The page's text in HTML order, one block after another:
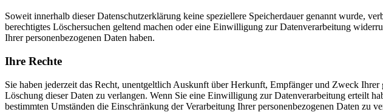
Soweit innerhalb dieser Datenschutzerklärung keine speziellere Speicherdauer genannt wurde,
berechtigtes Löschersuchen geltend machen oder eine Einwilligung zur Datenverarbeitung
Ihrer personenbezogenen Daten haben.
Ihre Rechte
Sie haben jederzeit das Recht, unentgeltlich Auskunft über Herkunft, Empfänger und Zweck
Löschung dieser Daten zu verlangen. Wenn Sie eine Einwilligung zur Datenverarbeitung erteilt
bestimmten Umständen die Einschränkung der Verarbeitung Ihrer personenbezogenen Daten zu